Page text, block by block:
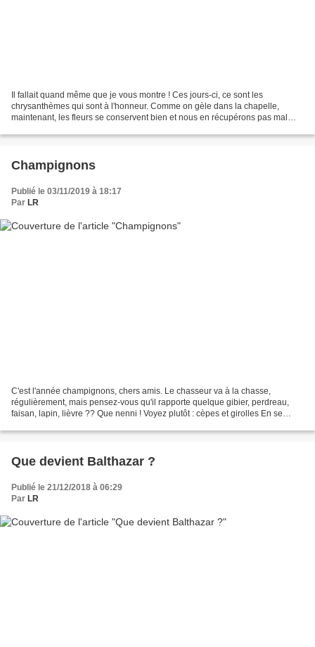
Il fallait quand même que je vous montre ! Ces jours-ci, ce sont les
chrysanthèmes qui sont à l'honneur. Comme on gèle dans la chapelle,
maintenant, les fleurs se conservent bien et nous en récupérons pas mal
Champignons
Publié le 03/11/2019 à 18:17
Par LR
C'est l'année champignons, chers amis. Le chasseur va à la chasse,
régulièrement, mais pensez-vous qu'il rapporte quelque gibier, perdreau,
faisan, lapin, lièvre ?? Que nenni ! Voyez plutôt : cèpes et girolles En se
Que devient Balthazar ?
Publié le 21/12/2018 à 06:29
Par LR